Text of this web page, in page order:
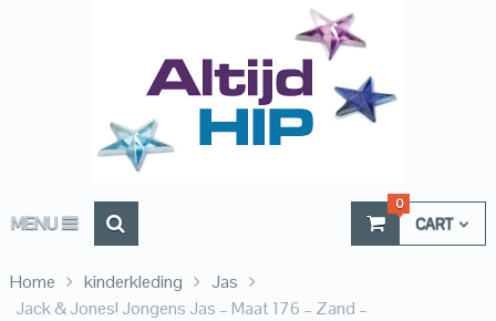
MENU CART
0
Home kinderkleding
Jas
Jack & Jones! Jongens Jas – Maat 176 – Zand –